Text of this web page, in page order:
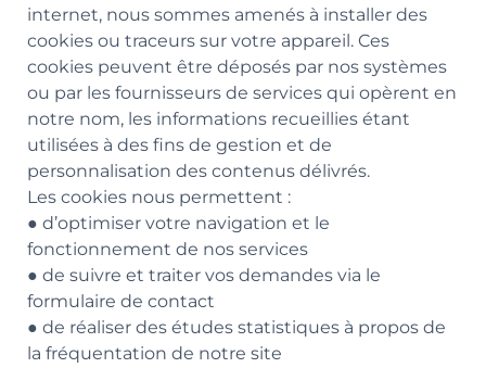
internet, nous sommes amenés à installer des
cookies ou traceurs sur votre appareil. Ces
cookies peuvent être déposés par nos systèmes
ou par les fournisseurs de services qui opèrent en
notre nom, les informations recueillies étant
utilisées à des fins de gestion et de
personnalisation des contenus délivrés.
Les cookies nous permettent :
● d’optimiser votre navigation et le
fonctionnement de nos services
● de suivre et traiter vos demandes via le
formulaire de contact
● de réaliser des études statistiques à propos de
la fréquentation de notre site